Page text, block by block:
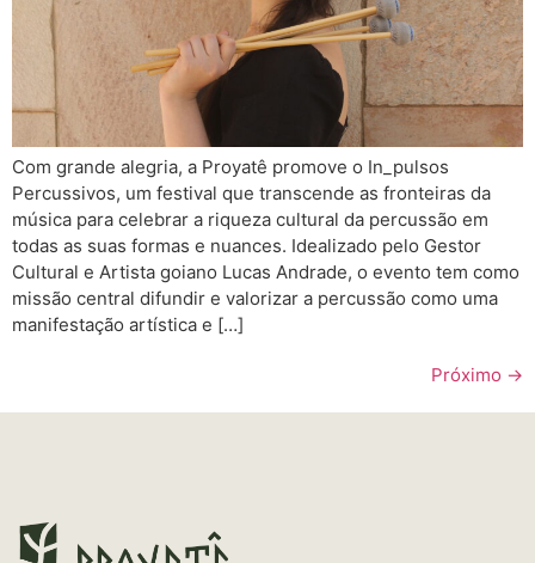
Com grande alegria, a Proyatê promove o In_pulsos
Percussivos, um festival que transcende as fronteiras da
música para celebrar a riqueza cultural da percussão em
todas as suas formas e nuances. Idealizado pelo Gestor
Cultural e Artista goiano Lucas Andrade, o evento tem como
missão central difundir e valorizar a percussão como uma
manifestação artística e […]
Próximo →